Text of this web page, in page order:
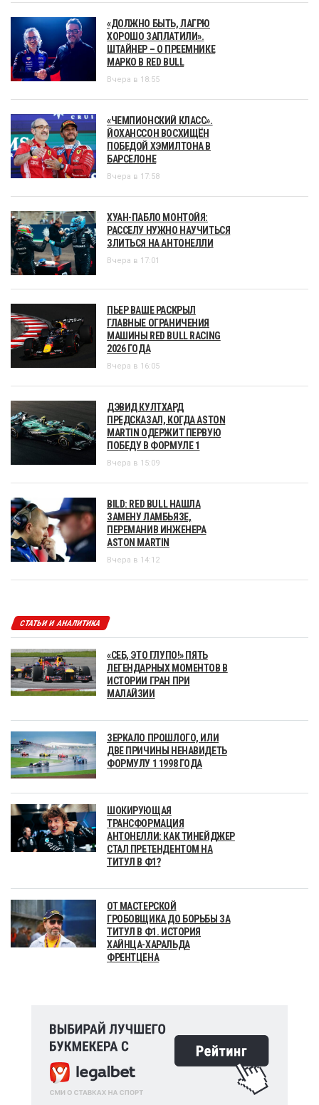
«ДОЛЖНО БЫТЬ, ЛАГРЮ
ХОРОШО ЗАПЛАТИЛИ».
ШТАЙНЕР – О ПРЕЕМНИКЕ
МАРКО В RED BULL
Вчера в 18:55
«ЧЕМПИОНСКИЙ КЛАСС».
ЙОХАНССОН ВОСХИЩЁН
ПОБЕДОЙ ХЭМИЛТОНА В
БАРСЕЛОНЕ
Вчера в 17:58
ХУАН-ПАБЛО МОНТОЙЯ:
РАССЕЛУ НУЖНО НАУЧИТЬСЯ
ЗЛИТЬСЯ НА АНТОНЕЛЛИ
Вчера в 17:01
ПЬЕР ВАШЕ РАСКРЫЛ
ГЛАВНЫЕ ОГРАНИЧЕНИЯ
МАШИНЫ RED BULL RACING
2026 ГОДА
Вчера в 16:05
ДЭВИД КУЛТХАРД
ПРЕДСКАЗАЛ, КОГДА ASTON
MARTIN ОДЕРЖИТ ПЕРВУЮ
ПОБЕДУ В ФОРМУЛЕ 1
Вчера в 15:09
BILD: RED BULL НАШЛА
ЗАМЕНУ ЛАМБЬЯЗЕ,
ПЕРЕМАНИВ ИНЖЕНЕРА
ASTON MARTIN
Вчера в 14:12
СТАТЬИ И АНАЛИТИКА
«СЕБ, ЭТО ГЛУПО!» ПЯТЬ
ЛЕГЕНДАРНЫХ МОМЕНТОВ В
ИСТОРИИ ГРАН ПРИ
МАЛАЙЗИИ
ЗЕРКАЛО ПРОШЛОГО, ИЛИ
ДВЕ ПРИЧИНЫ НЕНАВИДЕТЬ
ФОРМУЛУ 1 1998 ГОДА
ШОКИРУЮЩАЯ
ТРАНСФОРМАЦИЯ
АНТОНЕЛЛИ: КАК ТИНЕЙДЖЕР
СТАЛ ПРЕТЕНДЕНТОМ НА
ТИТУЛ В Ф1?
ОТ МАСТЕРСКОЙ
ГРОБОВЩИКА ДО БОРЬБЫ ЗА
ТИТУЛ В Ф1. ИСТОРИЯ
ХАЙНЦА-ХАРАЛЬДА
ФРЕНТЦЕНА